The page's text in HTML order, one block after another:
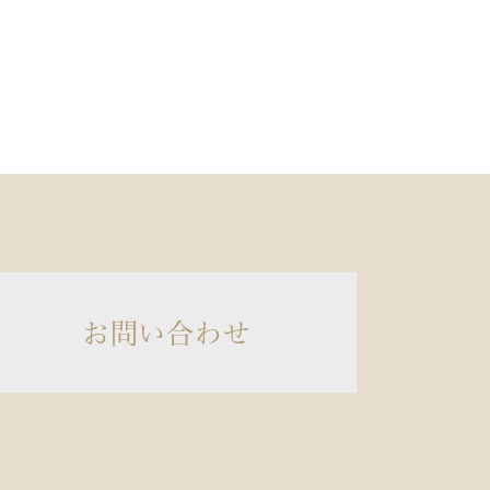
お問い合わせ